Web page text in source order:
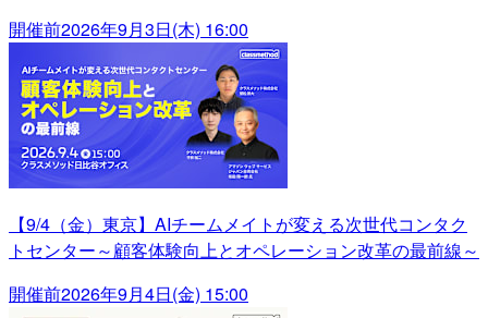
開催前2026年9月3日(木) 16:00
【9/4（金）東京】AIチームメイトが変える次世代コンタク
トセンター～顧客体験向上とオペレーション改革の最前線～
開催前2026年9月4日(金) 15:00